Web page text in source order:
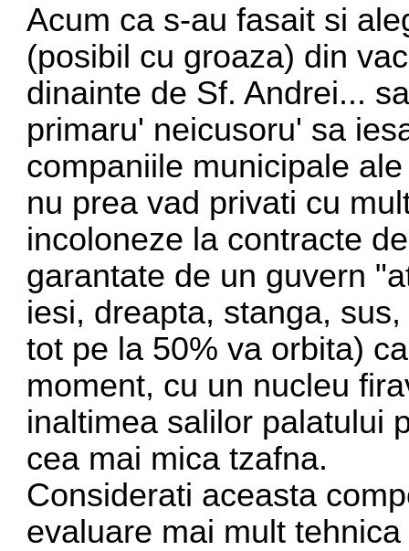
Acum ca s-au fasait si
(posibil cu groaza) din
dinainte de Sf. Andrei...
primaru' neicusoru' sa
companiile municipale
nu prea vad privati cu
incoloneze la contracte
garantate de un guvern
iesi, dreapta, stanga,
tot pe la 50% va orbita)
moment, cu un nucleu
inaltimea salilor palatului
cea mai mica tzafna.
Considerati aceasta
evaluare mai mult